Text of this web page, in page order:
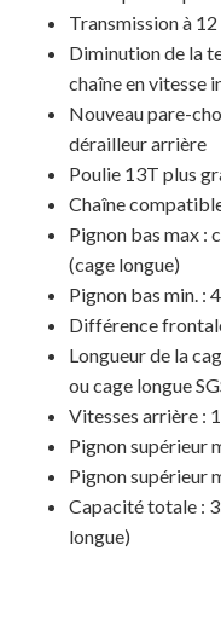
Votre
Transmission à
Diminution de la
chaîne en vitesse
Nouveau pare-
dérailleur arrière
Poulie 13T plus
Chaîne
Pignon bas max :
(cage longue)
Pignon bas min. :
Différence
Longueur de la
ou cage longue
Vitesses arrière :
Pignon supérieur
Pignon supérieur
Capacité totale :
longue)